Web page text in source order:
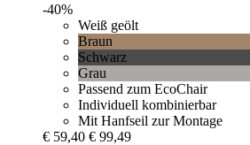
-40%
Weiß geölt
Braun
Schwarz
Grau
Passend zum EcoChair
Individuell kombinierbar
Mit Hanfseil zur Montage
€ 59,40 € 99,49